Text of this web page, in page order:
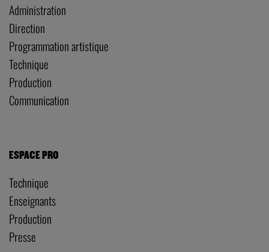
Administration
Direction
Programmation artistique
Technique
Production
Communication
ESPACE PRO
Technique
Enseignants
Production
Presse